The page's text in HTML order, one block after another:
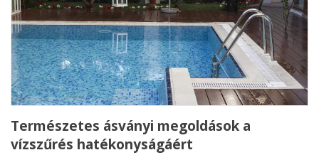
Természetes ásványi megoldások a
vízszűrés hatékonyságáért